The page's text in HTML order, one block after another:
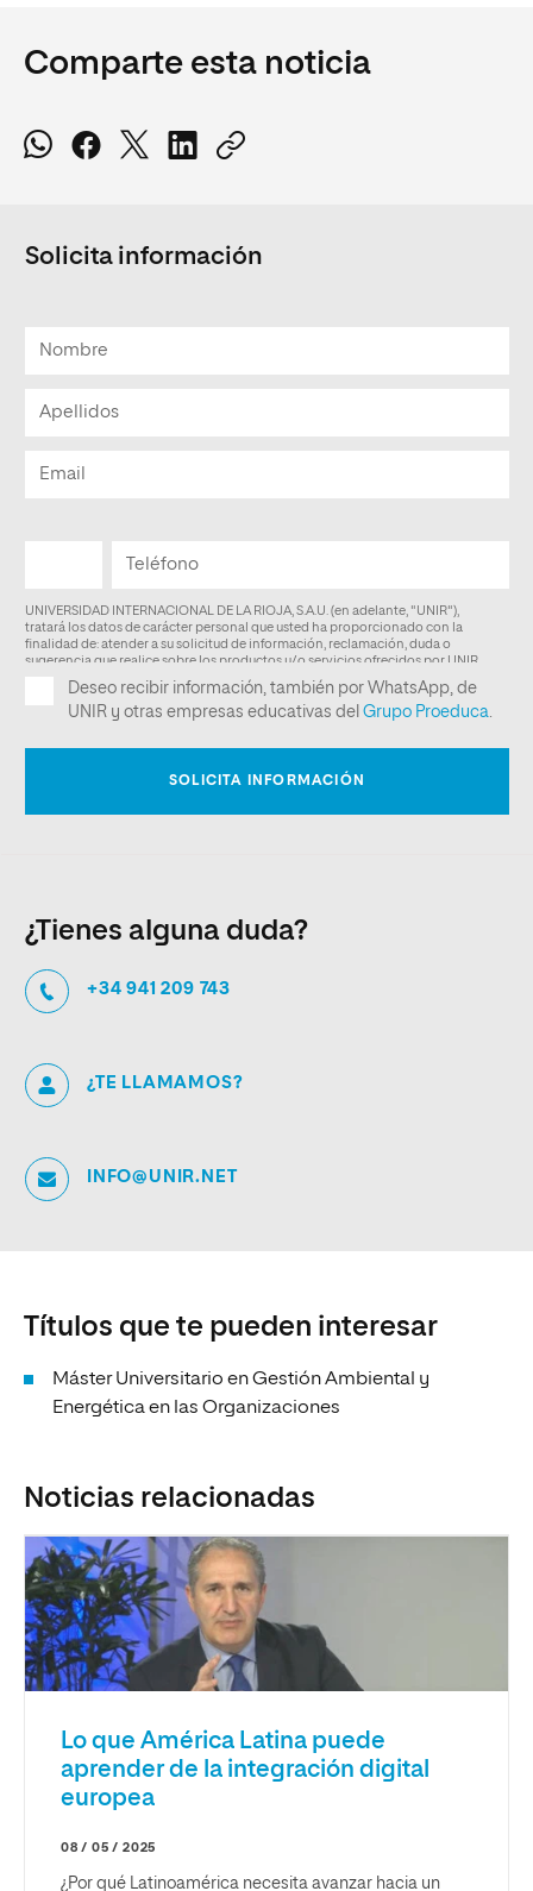
Comparte esta noticia
Solicita información
¿Tienes alguna duda?
+34 941 209 743
¿TE LLAMAMOS?
INFO@UNIR.NET
Títulos que te pueden interesar
Máster Universitario en Gestión Ambiental y
Energética en las Organizaciones
Noticias relacionadas
Lo que América Latina puede
aprender de la integración digital
europea
08 / 05 / 2025
¿Por qué Latinoamérica necesita avanzar hacia un